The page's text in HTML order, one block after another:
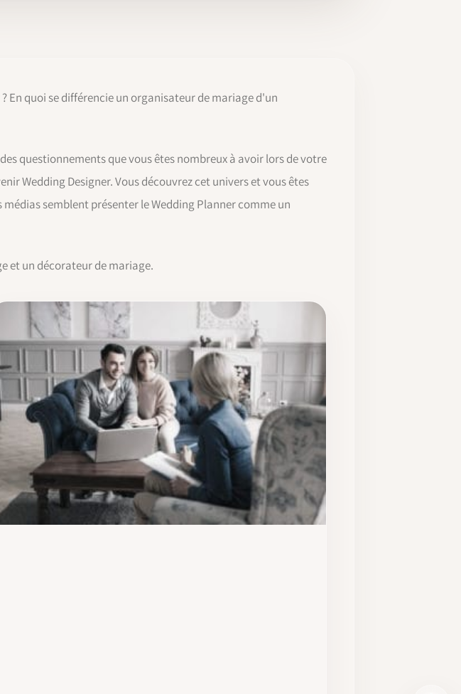
En quoi se différencie un organisateur de mariage d'un
questionnements que vous êtes nombreux à avoir lors de votre
Wedding Designer. Vous découvrez cet univers et vous êtes
semblent présenter le Wedding Planner comme un
et un décorateur de mariage.